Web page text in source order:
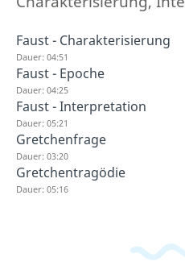
Faust - Charakterisierung
Dauer: 04:51
Faust - Epoche
Dauer: 04:25
Faust - Interpretation
Dauer: 05:21
Gretchenfrage
Dauer: 03:20
Gretchentragödie
Dauer: 05:16